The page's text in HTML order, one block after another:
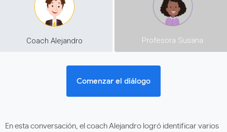
Coach Alejandro Profesora Susana
Comenzar el diálogo
En esta conversación, el coach Alejandro logró identificar varios